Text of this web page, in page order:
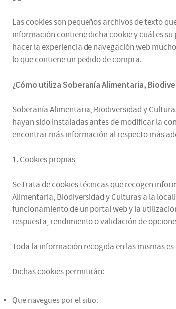
Las cookies son pequeños archivos de texto
información contiene dicha cookie y cuál es
hacer la experiencia de navegación web
lo que contiene un pedido de compra.
¿Cómo utilizaSoberanía Alimentaria,
Soberanía Alimentaria, Biodiversidad y
hayan sido instaladas antes de modificar la
encontrar más información al respecto más
1. Cookies propias
Se trata de cookies técnicas que recogen
Alimentaria, Biodiversidad y Culturas a la
funcionamiento de un portal web y la
respuesta, rendimiento o validación de
Toda la información recogida en las mismas
Dichas cookies permitirán:
Que navegues por el sitio.